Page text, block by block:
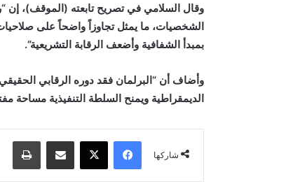
وقال السلامي في تصريح تابعته (الموقف)، إن
الشخصيات، ما يمثل تجاوزاً واضحاً على
بمبدأ الشفافية وأضعف الرقابة التشريعية“.
وأضاف أن “البرلمان فقد دوره الرقابي
الديمقراطية ويمنح السلطة التنفيذية
شاركها
فيسبوك ‫X مشاركة عبر البريد